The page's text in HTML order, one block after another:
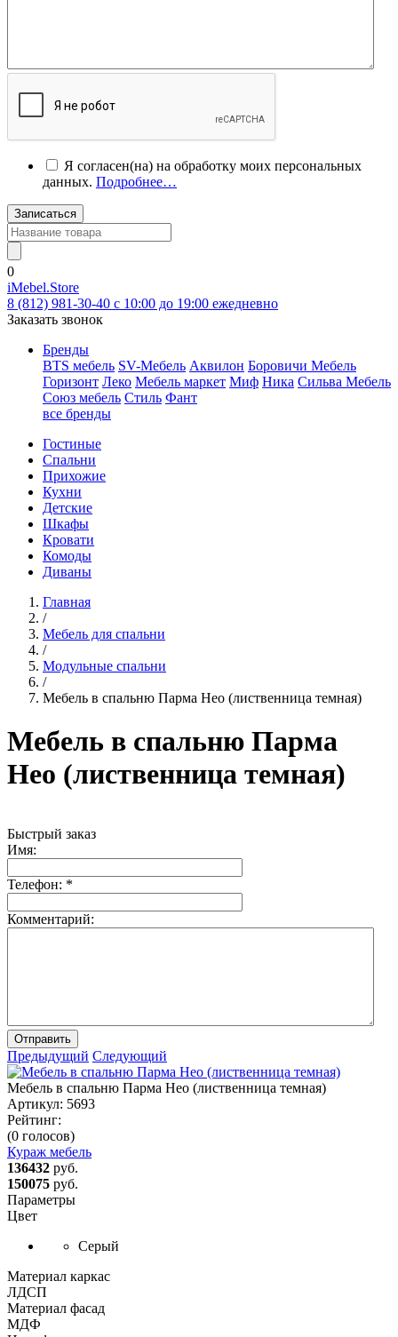
Я согласен(на) на обработку моих персональных
данных. Подробнее…
Записаться
0
iMebel.Store
8 (812) 981-30-40 c 10:00 до 19:00 ежедневно
Заказать звонок
Бренды
BTS мебель SV-Мебель Аквилон Боровичи Мебель
Горизонт Леко Мебель маркет Миф Ника Сильва Мебель
Союз мебель Стиль Фант
все бренды
Гостиные
Спальни
Прихожие
Кухни
Детские
Шкафы
Кровати
Комоды
Диваны
Главная
/
Мебель для спальни
/
Модульные спальни
/
Мебель в спальню Парма Нео (лиственница темная)
Мебель в спальню Парма
Нео (лиственница темная)
Быстрый заказ
Имя:
Телефон: *
Комментарий:
Отправить
Предыдущий Следующий
Мебель в спальню Парма Нео (лиственница темная)
Артикул: 5693
Рейтинг:
(0 голосов)
Кураж мебель
136432 руб.
150075 руб.
Параметры
Цвет
Серый
Материал каркас
ЛДСП
Материал фасад
МДФ